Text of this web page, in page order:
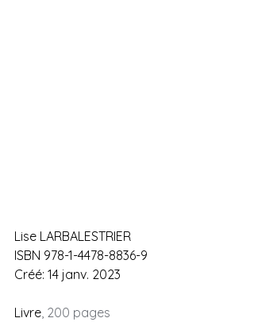
Lise LARBALESTRIER
ISBN 978-1-4478-8836-9
Créé: 14 janv. 2023
Livre , 200 pages